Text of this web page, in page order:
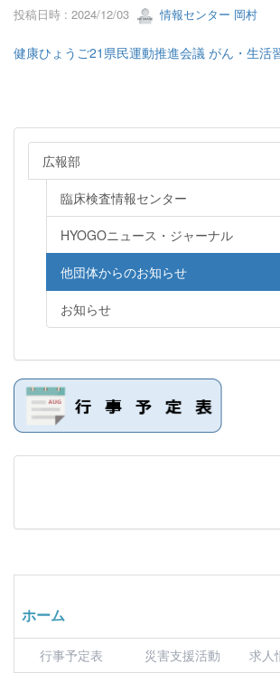
投稿日時 : 2024/12/03 情報センター 岡村
健康ひょうご21県民運動推進会議 がん・生活
広報部
臨床検査情報センター
HYOGOニュース・ジャーナル
他団体からのお知らせ
お知らせ
ホーム
行事予定表 災害支援活動 求人